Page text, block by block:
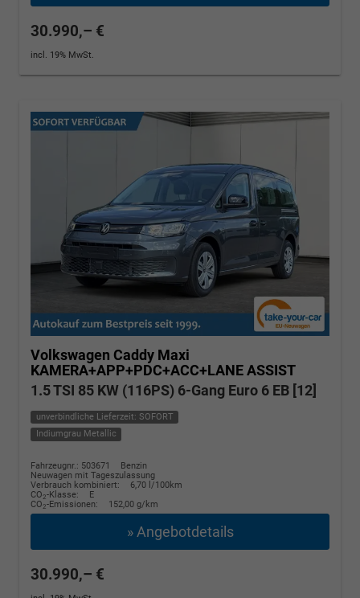
30.990,– €
incl. 19% MwSt.
Volkswagen Caddy Maxi
KAMERA+APP+PDC+ACC+LANE ASSIST
1.5 TSI 85 KW (116PS) 6-Gang Euro 6 EB [12]
unverbindliche Lieferzeit: SOFORT
Indiumgrau Metallic
Fahrzeugnr.: 503671
Benzin
Neuwagen mit Tageszulassung
Verbrauch kombiniert:
6,70 l/100km
CO2-Klasse:
E
CO2-Emissionen: 152,00 g/km
» Angebotdetails
30.990,– €